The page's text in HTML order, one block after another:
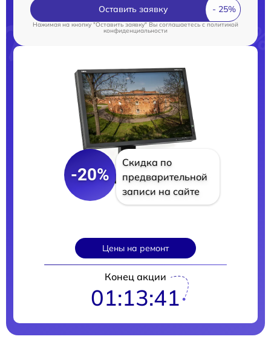
Оставить заявку
Нажимая на кнопку "Оставить заявку" Вы соглашаетесь cполитикой
конфиденциальности
-20%
Скидка по
предварительной
записи на сайте
Цены на ремонт
Конец акции
01:13:40